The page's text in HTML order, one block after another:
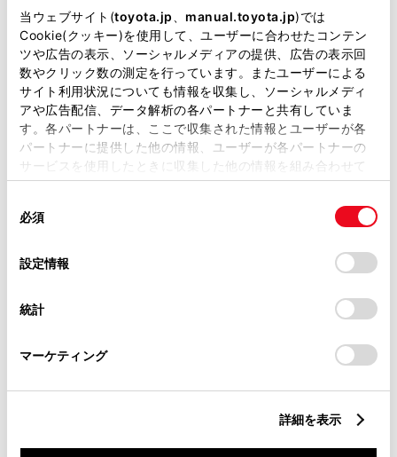
当ウェブサイト(toyota.jp manual.toyota.jp)では
Cookie(クッキー)を使用して、ユーザーに合わせたコンテン
ツや広告の表示、ソーシャルメディアの提供、広告の表示回
数やクリック数の測定を行っています。またユーザーによる
サイト利用状況についても情報を収集し、ソーシャルメディ
アや広告配信、データ解析の各パートナーと共有していま
す。各パートナーは、ここで収集された情報とユーザーが各
パートナーに提供した他の情報、ユーザーが各パートナーの
サービスを使用したときに収集した他の情報を組み合わせて
使用することがあります。当ウェブサイトの使用を続行する
デバイスにすべてのCookie(クッキー)が保存されることに同
意したことになります。Cookie(クッキー)のオプトアウト、
設定の変更、同意を撤回したりするにあたっては、当社の
「Cookie（クッキー）情報の取り扱いについて
」をご覧くだ
必須
設定情報
統計
マーケティング
詳細を表示
営業日カレンダー